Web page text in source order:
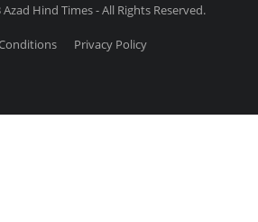
Hind Times - All Rights Reserved.
Privacy Policy